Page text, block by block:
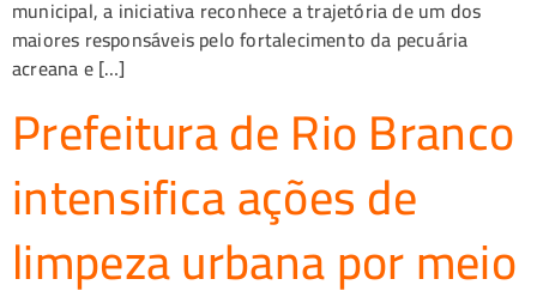
municipal, a iniciativa reconhece a trajetória de um dos
maiores responsáveis pelo fortalecimento da pecuária
acreana e […]
Prefeitura de Rio Branco
intensifica ações de
limpeza urbana por meio